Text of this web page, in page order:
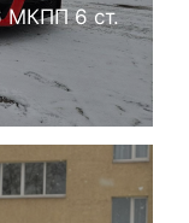
МКПП 6 ст.